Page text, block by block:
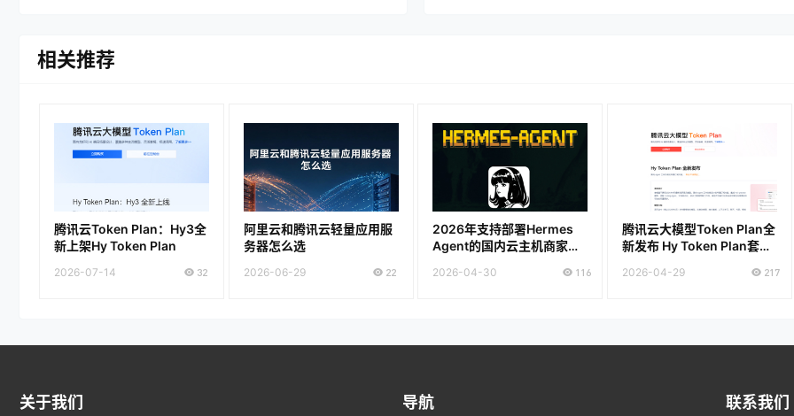
相关推荐
腾讯云Token Plan：Hy3全
新上架Hy Token Plan
2026-07-14 32
阿里云和腾讯云轻量应用服
务器怎么选
2026-06-29 22
2026年支持部署Hermes
Agent的国内云主机商家推
2026-04-30 116
腾讯云大模型Token Plan全
新发布 Hy Token Plan套餐
仅需39元
2026-04-29 217
关于我们 导航 联系我们